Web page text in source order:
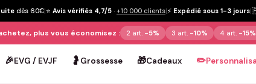
dès 60€|⭐ Avis vérifiés 4,7/5 · +10 000 clients|⚡ Expédié sous 1-3 jours|
plus vous économisez : 2 art. -5% 3 art. -10% 4 art. -15%
🎉EVG / EVJF 🤰 Grossesse 🎁Cadeaux ✏️